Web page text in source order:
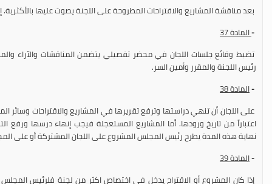
بعد مناقشة المشاريع والاقتراحات المطروحة على اللجنة يصوت عليها
-المادة
تضبط وقائع جلسات اللجان في محضر تفصيلي يتضمن المناقشات والآراء
رئيس اللجنة والمقرر وأمين السر.
-المادة
على اللجان أن تنهي دراستها وترفع تقريرها في المشاريع والاقتراحات
اعتباراً من تاريخ ورودها. أما المشاريع المستعجلة فيجب إنهاء درسها ورفع
نهاية هذه المدة يطرح رئيس المجلس المشروع على اللجان المشتركة أو على
-المادة
إذا كان المشروع أو الاقتراح يدخل في اختصاص اكثر من لجنة فلرئيس